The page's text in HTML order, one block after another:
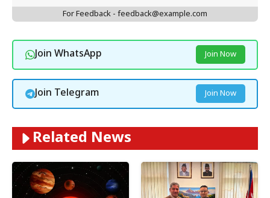
For Feedback - feedback@example.com
Join WhatsApp Join Now
Join Telegram Join Now
Related News